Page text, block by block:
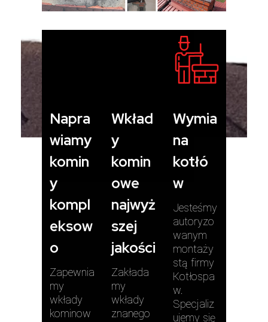
Napra
wiamy
komin
y
kompl
eksow
o
Zapewnia
my
wkłady
kominow
Wkład
y
komin
owe
najwyż
szej
jakości
Zakłada
my
wkłady
znanego
Wymia
na
kotłó
w
Jesteśmy
autoryzo
wanym
montaży
stą firmy
Kotłospa
w.
Specjaliz
ujemy się